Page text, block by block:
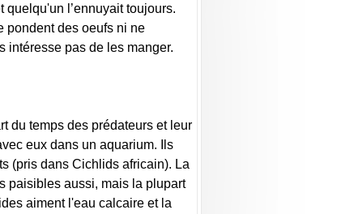
l’ennuyait toujours.
pondent des oeufs ni ne
intéresse pas de les manger.
du temps des prédateurs et leur
eux dans un aquarium. Ils
(pris dans Cichlids africain). La
paisibles aussi, mais la plupart
aiment l'eau calcaire et la